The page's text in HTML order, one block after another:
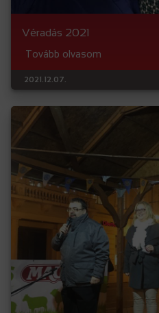
Véradás 2021
Tovább olvasom
2021.12.07.